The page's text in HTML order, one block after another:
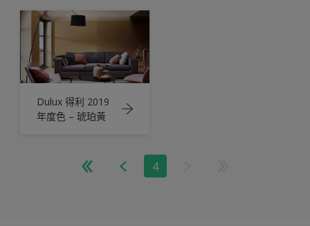
Dulux 得利 2019
年度色 – 琥珀黃
4